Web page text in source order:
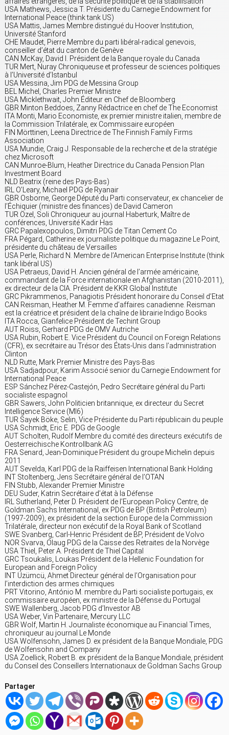
USA Mathews, Jessica T. Présidente du Carnegie Endowment for
International Peace (think tank US)
USA Mattis, James Membre distingué du Hoover Institution,
Université Stanford
CHE Maudet, Pierre Membre du parti libéral-radical genevois,
conseiller d’état du canton de Genève
CAN McKay, David I. Président de la Banque royale du Canada
TUR Mert, Nuray Chroniqueuse et professeur de sciences politiques
à l’Université d’Istanbul
USA Messina, Jim PDG de Messina Group
BEL Michel, Charles Premier Ministre
USA Micklethwait, John Éditeur en Chef de Bloomberg
GBR Minton Beddoes, Zanny Rédactrice en chef de The Economist
ITA Monti, Mario Economiste, ex premier ministre italien, membre de
la Commission Trilatérale, ex Commissaire européen
FIN Mörttinen, Leena Directrice de The Finnish Family Firms
Association
USA Mundie, Craig J. Responsable de la recherche et de la stratégie
chez Microsoft
CAN Munroe-Blum, Heather Directrice du Canada Pension Plan
Investment Board
NLD Beatrix (reine des Pays-Bas)
IRL O’Leary, Michael PDG de Ryanair
GBR Osborne, George Député du Parti conservateur, ex chancelier de
l’Échiquier (ministre des finances) de David Cameron
TUR Özel, Soli Chroniqueur au journal Haberturk, Maître de
conférences, Université Kadir Has
GRC Papalexopoulos, Dimitri PDG de Titan Cement Co
FRA Pégard, Catherine ex journaliste politique du magazine Le Point,
présidente du château de Versailles
USA Perle, Richard N. Membre de l’American Enterprise Institute (think
tank libéral US)
USA Petraeus, David H. Ancien général de l’armée américaine,
commandant de la Force internationale en Afghanistan (2010-2011),
ex directeur de la CIA. Président de KKR Global Institute
GRC Pikrammenos, Panagiotis Président honoraire du Conseil d’Etat
CAN Reisman, Heather M. Femme d’affaires canadienne. Reisman
est la créatrice et président de la chaîne de librairie Indigo Books
ITA Rocca, Gianfelice Président de Techint Group
AUT Roiss, Gerhard PDG de OMV Autriche
USA Rubin, Robert E. Vice Président du Council on Foreign Relations
(CFR), ex secrétaire au Trésor des États-Unis dans l’administration
Clinton
NLD Rutte, Mark Premier Ministre des Pays-Bas
USA Sadjadpour, Karim Associé senior du Carnegie Endowment for
International Peace
ESP Sánchez Pérez-Castejón, Pedro Secrétaire général du Parti
socialiste espagnol
GBR Sawers, John Politicien britannique, ex directeur du Secret
Intelligence Service (MI6)
TUR Sayek Böke, Selin, Vice Présidente du Parti républicain du peuple
USA Schmidt, Eric E. PDG de Google
AUT Scholten, Rudolf Membre du comité des directeurs exécutifs de
Oesterreichische Kontrollbank AG
FRA Senard, Jean-Dominique Président du groupe Michelin depuis
2011
AUT Sevelda, Karl PDG de la Raiffeisen International Bank Holding
INT Stoltenberg, Jens Secrétaire général de l’OTAN
FIN Stubb, Alexander Premier Ministre
DEU Suder, Katrin Secrétaire d’état à la Défense
IRL Sutherland, Peter D. Président de l’European Policy Centre, de
Goldman Sachs International, ex PDG de BP (British Petroleum)
(1997-2009), ex président de la section Europe de la Commission
Trilatérale, directeur non exécutif de la Royal Bank of Scotland
SWE Svanberg, Carl-Henric Président de BP, Président de Volvo
NOR Svarva, Olaug PDG de la Caisse des Retraites de la Norvège
USA Thiel, Peter A. Président de Thiel Capital
GRC Tsoukalis, Loukas Président de la Hellenic Foundation for
European and Foreign Policy
INT Üzümcü, Ahmet Directeur général de l’Organisation pour
l’interdiction des armes chimiques
PRT Vitorino, António M. membre du Parti socialiste portugais, ex
commissaire européen, ex ministre de la Défense du Portugal
SWE Wallenberg, Jacob PDG d’Investor AB
USA Weber, Vin Partenaire, Mercury LLC
GBR Wolf, Martin H. Journaliste économique au Financial Times,
chroniqueur au journal Le Monde
USA Wolfensohn, James D. ex président de la Banque Mondiale, PDG
de Wolfensohn and Company
USA Zoellick, Robert B. ex président de la Banque Mondiale, président
du Conseil des Conseillers Internationaux de Goldman Sachs Group
Partager